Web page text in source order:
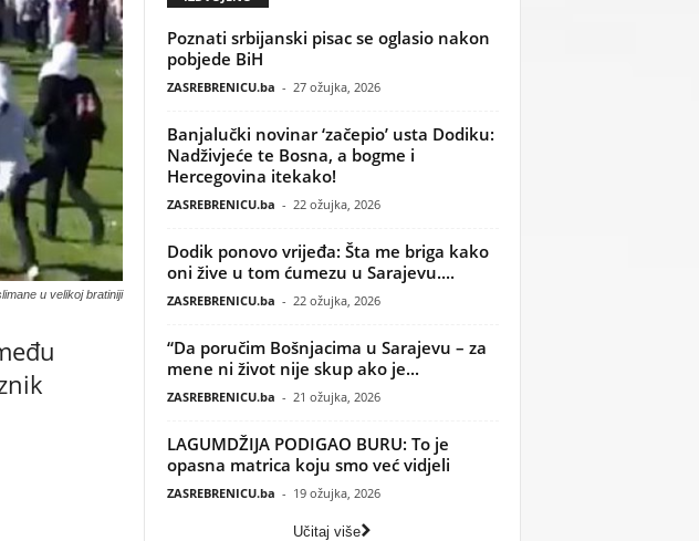
u velikoj bratiniji
Poznati srbijanski pisac se oglasio nakon
pobjede BiH
ZASREBRENICU.ba - 27 ožujka, 2026
Banjalučki novinar ‘začepio’ usta Dodiku:
Nadživjeće te Bosna, a bogme i
Hercegovina itekako!
ZASREBRENICU.ba - 22 ožujka, 2026
Dodik ponovo vrijeđa: Šta me briga kako
oni žive u tom ćumezu u Sarajevu....
ZASREBRENICU.ba - 22 ožujka, 2026
“Da poručim Bošnjacima u Sarajevu – za
mene ni život nije skup ako je...
ZASREBRENICU.ba - 21 ožujka, 2026
LAGUMDŽIJA PODIGAO BURU: To je
opasna matrica koju smo već vidjeli
ZASREBRENICU.ba - 19 ožujka, 2026
Učitaj više